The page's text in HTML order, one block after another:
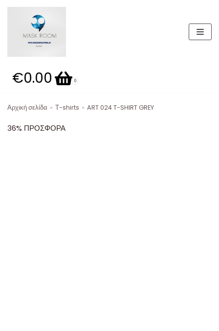
περιεχόμενο
€0.00 0
Καλάθι
Αρχική σελίδα » Τ-shirts » ART 024 T-SHIRT GREY
36% ΠΡΟΣΦΟΡΑ